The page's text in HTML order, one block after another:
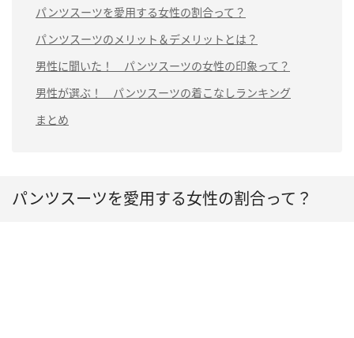
パンツスーツを愛用する女性の割合って？
パンツスーツのメリット＆デメリットとは？
男性に聞いた！ パンツスーツの女性の印象って？
男性が選ぶ！ パンツスーツの着こなしランキング
まとめ
パンツスーツを愛用する女性の割合って？